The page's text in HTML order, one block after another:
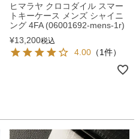
ヒマラヤ クロコダイル スマー
トキーケース メンズ シャイニ
ング 4FA (06001692-mens-1r)
¥13,200税込
4.00 （1件）